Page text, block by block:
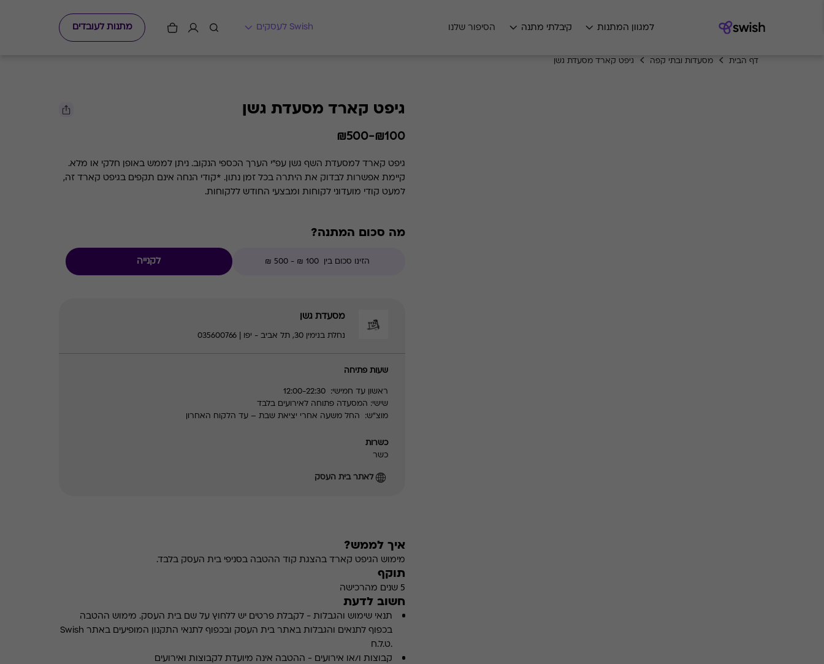
למגוון המתנות קיבלתי מתנה הסיפור שלנו Swish לעסקים מתנות לעובדים
דף הבית מסעדות ובתי קפה גיפט קארד מסעדת גשן
גיפט קארד מסעדת גשן
₪100-₪500
גיפט קארד למסעדת השף גשן עפ"י הערך הכספי הנקוב. ניתן לממש באופן חלקי או מלא.
קיימת אפשרות לבדוק את היתרה בכל זמן נתון. *קודי הנחה אינם תקפים בגיפט קארד זה,
למעט קודי מועדוני לקוחות ומבצעי החודש ללקוחות.
מה סכום המתנה?
לקנייה
מסעדת גשן
נחלת בנימין 30, תל אביב - יפו | 035600766
שעות פתיחה
ראשון עד חמישי: 12:00-22:30
שישי: המסעדה פתוחה לאירועים בלבד
מוצ"ש: החל משעה אחרי יציאת שבת – עד הלקוח האחרון
כשרות
כשר
לאתר בית העסק
איך לממש?
מימוש הגיפט קארד בהצגת קוד ההטבה בסניפי בית העסק בלבד.
תוקף
5 שנים מהרכישה
חשוב לדעת
תנאי שימוש והגבלות - לקבלת פרטים יש ללחוץ על שם בית העסק. מימוש ההטבה
בכפוף לתנאים והגבלות באתר בית העסק ובכפוף לתנאי התקנון המופיעים באתר Swish
.ט.ל.ח
קבוצות ו/או אירועים - ההטבה אינה מיועדת לקבוצות ואירועים